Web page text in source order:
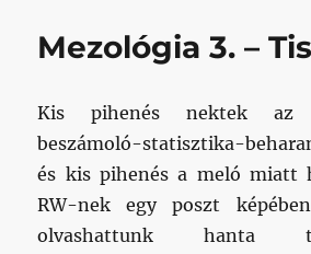
Mezológia 3. –
Kis pihenés nektek az
beszámoló-statisztika-
és kis pihenés a meló miatt
RW-nek egy poszt
olvashattunk hanta